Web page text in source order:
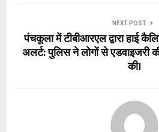
NEXT POST
पंचकूला में टीबीआरएल द्वारा हाई
अलर्ट: पुलिस ने लोगों से एडवाइजरी
की।